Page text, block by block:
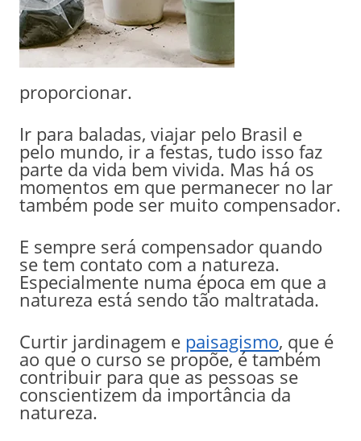
proporcionar.
Ir para baladas, viajar pelo Brasil e
pelo mundo, ir a festas, tudo isso faz
parte da vida bem vivida. Mas há os
momentos em que permanecer no lar
também pode ser muito compensador.
E sempre será compensador quando
se tem contato com a natureza.
Especialmente numa época em que a
natureza está sendo tão maltratada.
Curtir jardinagem e paisagismo, que é
ao que o curso se propõe, é também
contribuir para que as pessoas se
conscientizem da importância da
natureza.